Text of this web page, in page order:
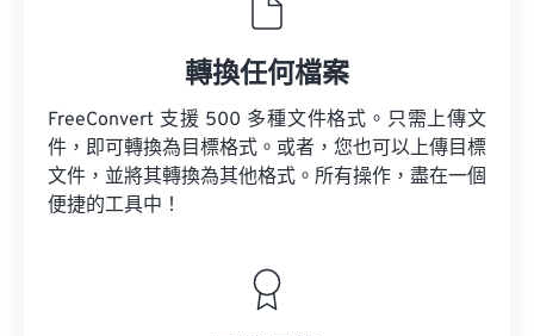
轉換任何檔案
FreeConvert 支援 500 多種文件格式。只需上傳文
件，即可轉換為目標格式。或者，您也可以上傳目標
文件，並將其轉換為其他格式。所有操作，盡在一個
便捷的工具中！